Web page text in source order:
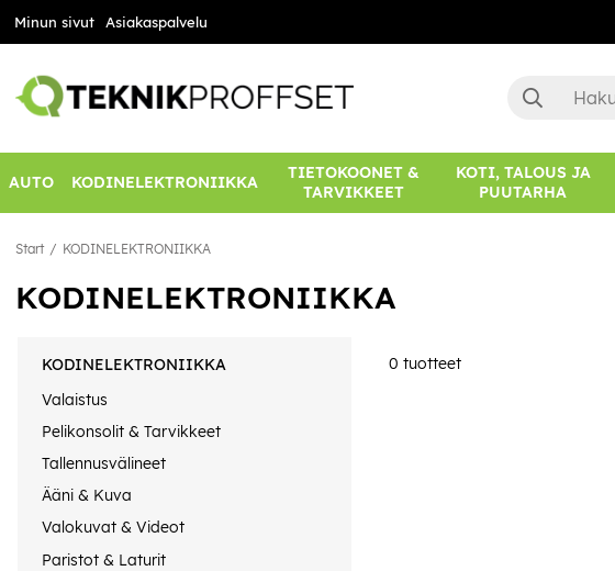
Minun sivut Asiakaspalvelu
AUTO KODINELEKTRONIIKKA
TIETOKOONET &
TARVIKKEET
KOTI, TALOUS JA
PUUTARHA
Start KODINELEKTRONIIKKA
KODINELEKTRONIIKKA
KODINELEKTRONIIKKA
Valaistus
Pelikonsolit & Tarvikkeet
Tallennusvälineet
Ääni & Kuva
Valokuvat & Videot
Paristot & Laturit
0 tuotteet